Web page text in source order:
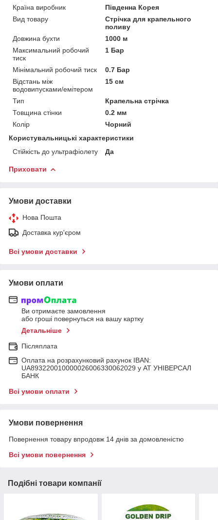
Країна виробник
Південна Корея
Вид товару
Стрічка для крапельного
поливу
Довжина бухти
1000 м
Максимальний робочий
тиск
1 Бар
Мінімальний робочий тиск
0.7 Бар
Відстань між
водовипусками/емітером
15 см
Тип
Крапельна стрічка
Товщина стінки
0.2 мм
Колір
Чорний
Користувальницькі характеристики
Стійкість до ультрафіолету
Да
Приховати
Умови доставки
Нова Пошта
Доставка кур'єром
Всі умови доставки
Умови оплати
Ви отримаєте замовлення
або гроші повернуться на вашу картку
Детальніше
Післяплата
Оплата на розрахунковий рахунок IBAN:
UA893220010000026006330062029 у АТ УНІВЕРСАЛ
БАНК
Всі умови оплати
Умови повернення
Повернення товару впродовж 14 днів за домовленістю
Всі умови повернення
Подібні товари компанії